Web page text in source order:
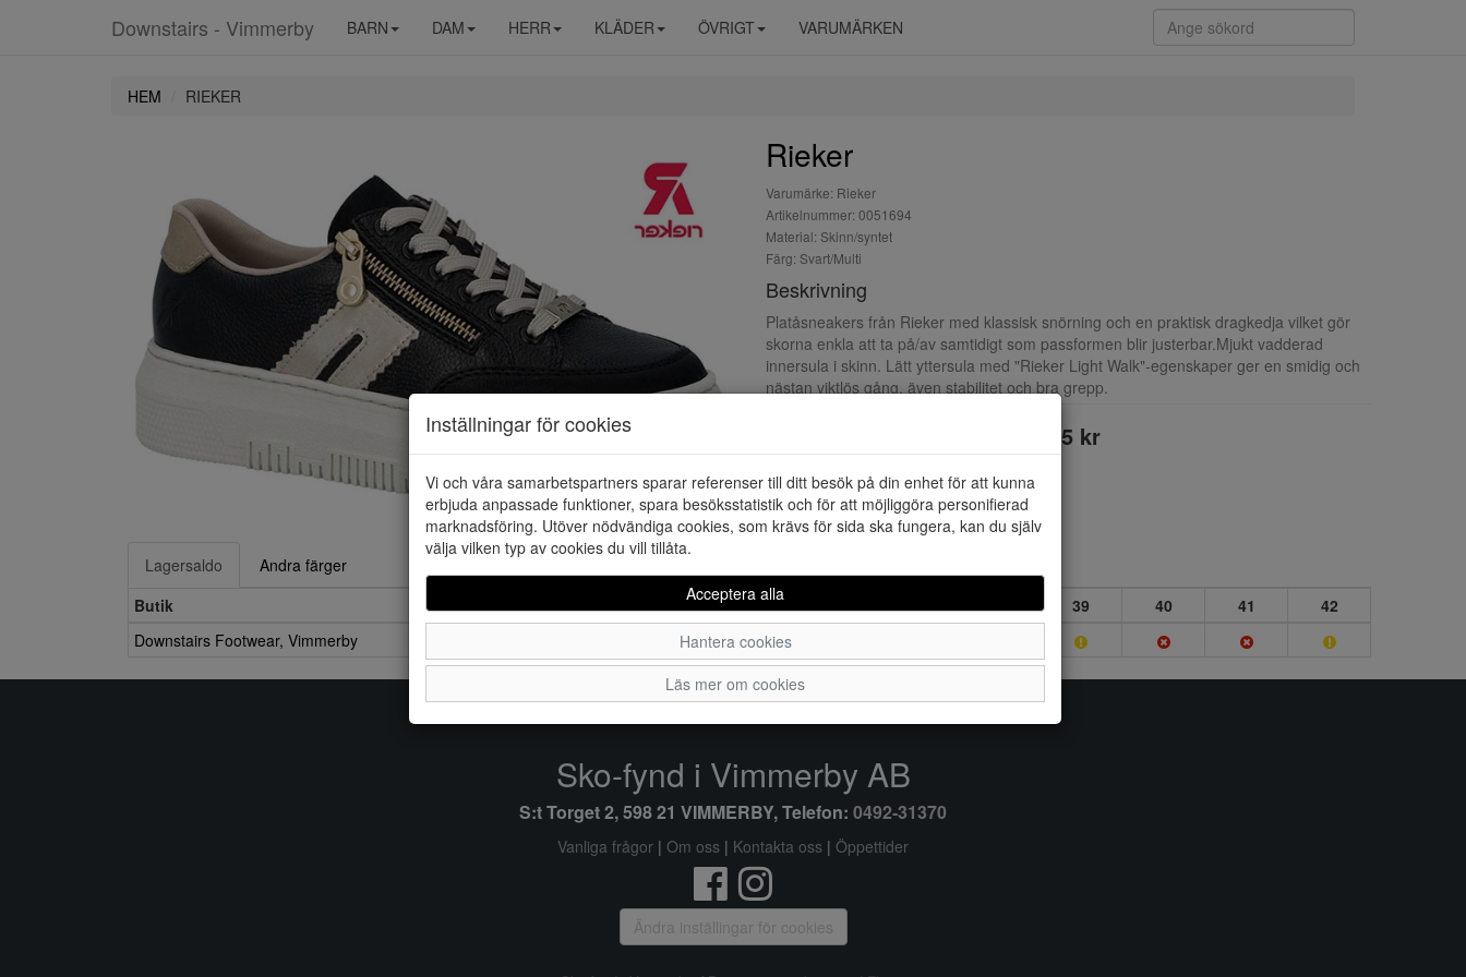
Downstairs - Vimmerby BARN DAM HERR KLÄDER ÖVRIGT VARUMÄRKEN
HEM RIEKER
Rieker
Varumärke: Rieker
Artikelnummer: 0051694
Material: Skinn/syntet
Färg: Svart/Multi
Beskrivning
Platåsneakers från Rieker med klassisk snörning och en praktisk dragkedja vilket gör
skorna enkla att ta på/av samtidigt som passformen blir justerbar.Mjukt vadderad
innersula i skinn. Lätt yttersula med "Rieker Light Walk"-egenskaper ger en smidig och
nästan viktlös gång, även stabilitet och bra grepp.
945 kr
Lagersaldo
Andra färger
Butik
36 37 38 39 40 41
42
Downstairs Footwear, Vimmerby
Inställningar för cookies
Vi och våra samarbetspartners sparar referenser till ditt besök på din enhet för att kunna
erbjuda anpassade funktioner, spara besöksstatistik och för att möjliggöra personifierad
marknadsföring. Utöver nödvändiga cookies, som krävs för sida ska fungera, kan du själv
välja vilken typ av cookies du vill tillåta.
Acceptera alla
Hantera cookies
Läs mer om cookies
Sko-fynd i Vimmerby AB
S:t Torget 2, 598 21 VIMMERBY, Telefon: 0492-31370
Vanliga frågor | Om oss | Kontakta oss | Öppettider
Ändra inställingar för cookies